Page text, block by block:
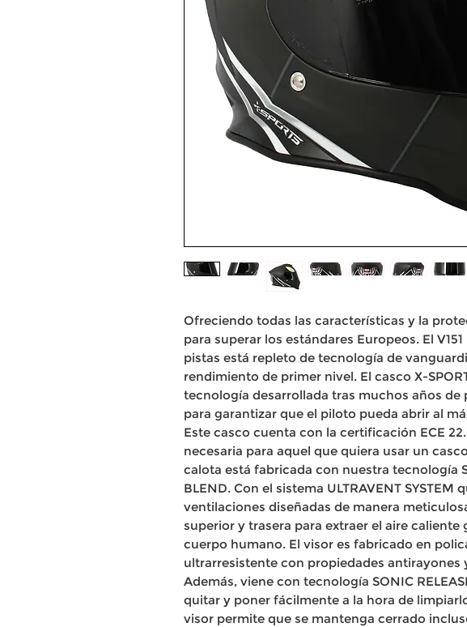
Ofreciendo todas las características y la
para superar los estándares Europeos. El
pistas está repleto de tecnología de
rendimiento de primer nivel. El casco X-
tecnología desarrollada tras muchos años de
para garantizar que el piloto pueda abrir al
Este casco cuenta con la certificación ECE
necesaria para aquel que quiera usar un
calota está fabricada con nuestra tecnología
BLEND. Con el sistema ULTRAVENT SYSTEM
ventilaciones diseñadas de manera
superior y trasera para extraer el aire caliente
cuerpo humano. El visor es fabricado en
ultrarresistente con propiedades antirayones
Además, viene con tecnología SONIC
quitar y poner fácilmente a la hora de
visor permite que se mantenga cerrado